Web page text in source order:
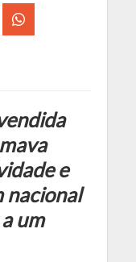
e
nacional
um